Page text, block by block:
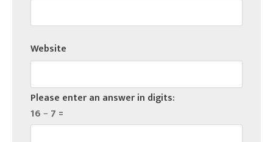
Website
Please enter an answer in digits:
16 − 7 =